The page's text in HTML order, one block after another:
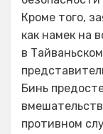
Кроме того,
как намек на
в
Бинь
противном